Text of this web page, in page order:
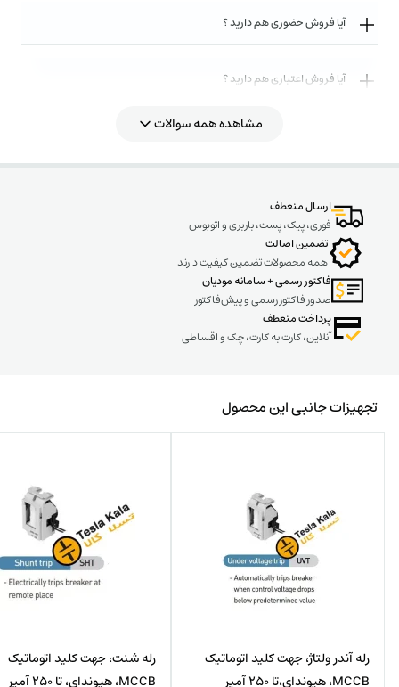
سری HGM از کلیدهای اتوماتیک حرارتی - مغناطیسی کمپانی هیوندای الکتریک می
باشد که در دو حالت ثابت ( غیر قابل تنظیم ) و قابل تنظیم حرارتی روانه بازار شده اند.
بسته به جریان هر کلید، فریم، متغییر میباشد.
زمان بلند مدت ) را بسته به فریم جریان تنظیم کرد و محدوده تریپ را برای جریان بلند
تنظیم برای حالت ترمال ( حرارتی ) دیده می شود.
ادامه و همچنین کاتالوگ سازنده توجه گردد.
آیا فروش حضوری هم دارید ؟
آیا فروش اعتباری هم دارید ؟
روش های ارسال کالا به چه صورت میباشد ؟
مشاهده همه سوالات
ارسال منعطف
فوری، پیک، پست، باربری و اتوبوس
تضمین اصالت
همه محصولات تضمین کیفیت دارند
فاکتور رسمی + سامانه مودیان
صدور فاکتور رسمی و پیش‌فاکتور
پرداخت منعطف
آنلاین، کارت به کارت، چک و اقساطی
تجهیزات جانبی این محصول
رله آندر ولتاژ، جهت کلید اتوماتیک
MCCB، هیوندای،تا 250 آمپر
رله شنت، جهت کلید اتوماتیک
MCCB، هیوندای، تا 250 آمپر